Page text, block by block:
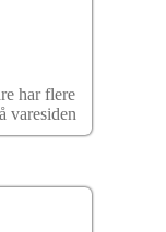
har flere
varesiden